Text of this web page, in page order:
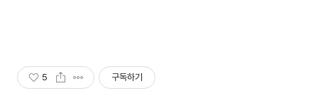
5 구독하기